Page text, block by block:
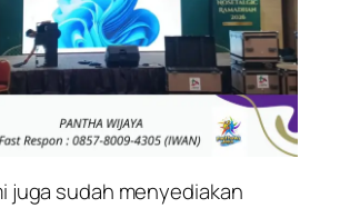
juga sudah menyediakan